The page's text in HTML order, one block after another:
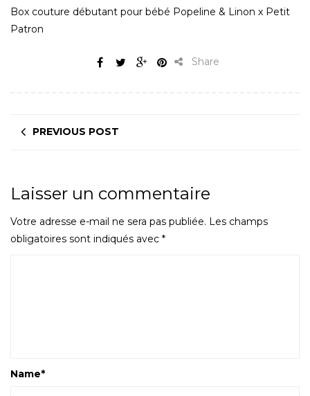
Box couture débutant pour bébé Popeline & Linon x Petit
Patron
Share
PREVIOUS POST
Laisser un commentaire
Votre adresse e-mail ne sera pas publiée. Les champs
obligatoires sont indiqués avec *
Name*